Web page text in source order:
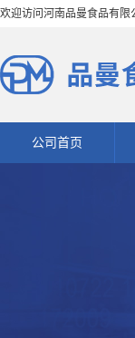
欢迎访问河南品曼食品有限
公司首页